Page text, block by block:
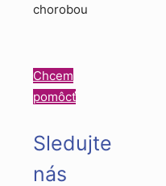
chorobou
Chcem
pomôcť
Sledujte
nás